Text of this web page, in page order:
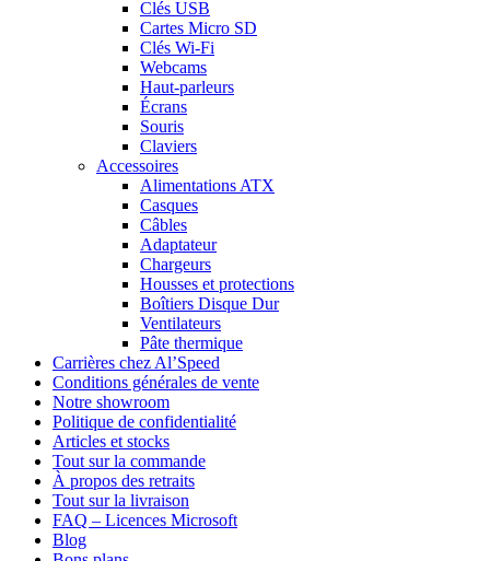
Clés USB
Cartes Micro SD
Clés Wi-Fi
Webcams
Haut-parleurs
Écrans
Souris
Claviers
Accessoires
Alimentations ATX
Casques
Câbles
Adaptateur
Chargeurs
Housses et protections
Boîtiers Disque Dur
Ventilateurs
Pâte thermique
Carrières chez Al’Speed
Conditions générales de vente
Notre showroom
Politique de confidentialité
Articles et stocks
Tout sur la commande
À propos des retraits
Tout sur la livraison
FAQ – Licences Microsoft
Blog